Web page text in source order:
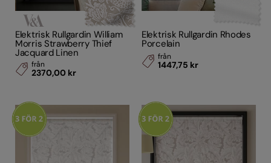
Elektrisk Rullgardin William
Morris Strawberry Thief
Jacquard Linen
från
2370,00 kr
Elektrisk Rullgardin Rhodes
Porcelain
från
1447,75 kr